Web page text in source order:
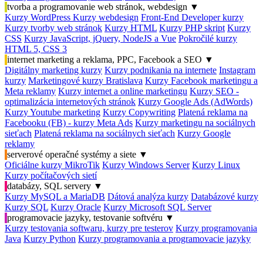
tvorba a programovanie web stránok, webdesign ▼
Kurzy WordPress Kurzy webdesign Front-End Developer kurzy
Kurzy tvorby web stránok Kurzy HTML Kurzy PHP skript Kurzy
CSS Kurzy JavaScript, jQuery, NodeJS a Vue Pokročilé kurzy
HTML 5, CSS 3
internet marketing a reklama, PPC, Facebook a SEO ▼
Digitálny marketing kurzy Kurzy podnikania na internete Instagram
kurzy Marketingové kurzy Bratislava Kurzy Facebook marketingu a
Meta reklamy Kurzy internet a online marketingu Kurzy SEO -
optimalizácia internetových stránok Kurzy Google Ads (AdWords)
Kurzy Youtube marketing Kurzy Copywriting Platená reklama na
Facebooku (FB) - kurzy Meta Ads Kurzy marketingu na sociálnych
sieťach Platená reklama na sociálnych sieťach Kurzy Google
reklamy
serverové operačné systémy a siete ▼
Oficiálne kurzy MikroTik Kurzy Windows Server Kurzy Linux
Kurzy počítačových sietí
databázy, SQL servery ▼
Kurzy MySQL a MariaDB Dátová analýza kurzy Databázové kurzy
Kurzy SQL Kurzy Oracle Kurzy Microsoft SQL Server
programovacie jazyky, testovanie softvéru ▼
Kurzy testovania softwaru, kurzy pre testerov Kurzy programovania
Java Kurzy Python Kurzy programovania a programovacie jazyky